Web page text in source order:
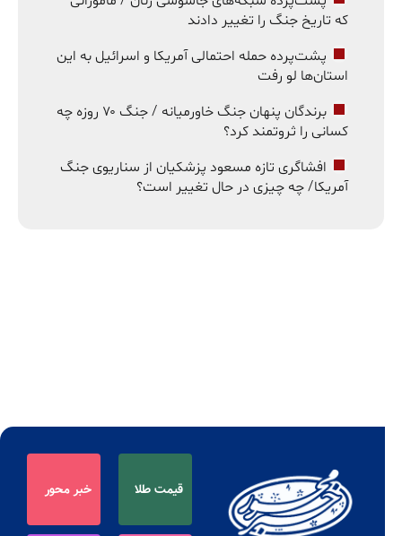
که تاریخ جنگ را تغییر دادند
پشت‌پرده حمله احتمالی آمریکا و اسرائیل به این
استان‌ها لو رفت
برندگان پنهان جنگ خاورمیانه / جنگ ۷۰ روزه چه
کسانی را ثروتمند کرد؟
افشاگری تازه مسعود پزشکیان از سناریوی جنگ
آمریکا/ چه چیزی در حال تغییر است؟
قیمت طلا خبر محور